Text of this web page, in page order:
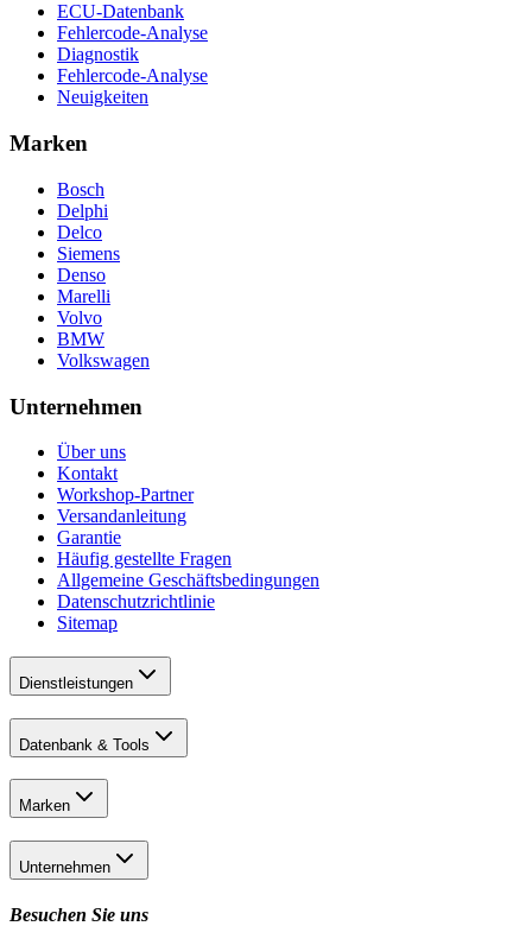
ECU-Datenbank
Fehlercode-Analyse
Diagnostik
Fehlercode-Analyse
Neuigkeiten
Marken
Bosch
Delphi
Delco
Siemens
Denso
Marelli
Volvo
BMW
Volkswagen
Unternehmen
Über uns
Kontakt
Workshop-Partner
Versandanleitung
Garantie
Häufig gestellte Fragen
Allgemeine Geschäftsbedingungen
Datenschutzrichtlinie
Sitemap
Dienstleistungen
Datenbank & Tools
Marken
Unternehmen
Besuchen Sie uns